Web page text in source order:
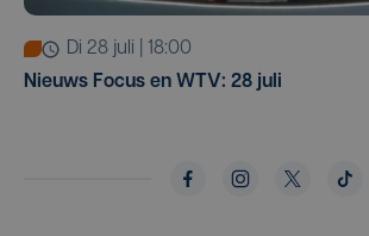
di 28 juli | 18:00
Nieuws Focus en WTV: 28 juli